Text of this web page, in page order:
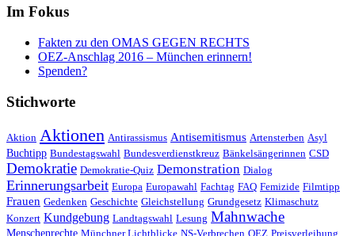
Im Fokus
Fakten zu den OMAS GEGEN RECHTS
OEZ-Anschlag 2016 – München erinnern!
Spenden?
Stichworte
Aktion Aktionen Antirassismus Antisemitismus Artensterben Asyl
Buchtipp Bundestagswahl Bundesverdienstkreuz Bänkelsängerinnen CSD
Demokratie Demokratie-Quiz Demonstration Dialog
Erinnerungsarbeit Europa Europawahl Fachtag FAQ Femizide Filmtipp
Frauen Gedenken Geschichte Gleichstellung Grundgesetz Klimaschutz
Konzert Kundgebung Landtagswahl Lesung Mahnwache
Menschenrechte Münchner Lichtblicke NS-Verbrechen OEZ Preisverleihung